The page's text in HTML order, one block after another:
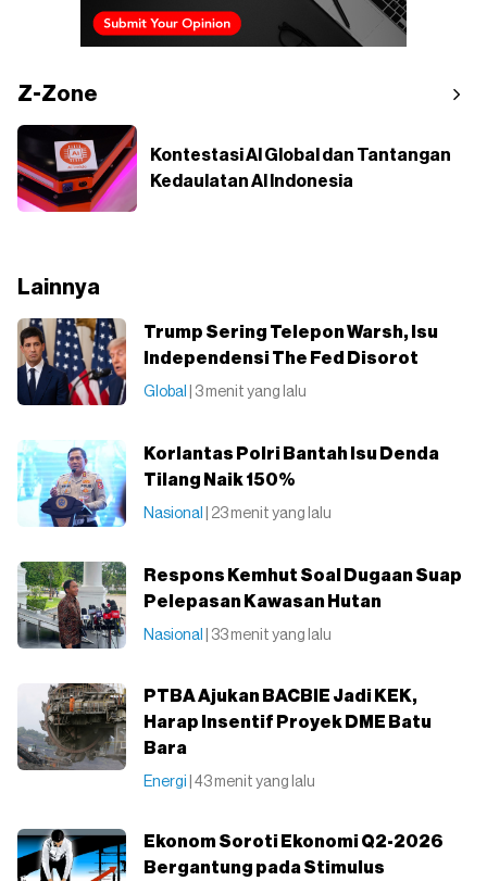
Z-Zone
Kontestasi AI Global dan Tantangan
Kedaulatan AI Indonesia
Lainnya
Trump Sering Telepon Warsh, Isu
Independensi The Fed Disorot
Global | 3 menit yang lalu
Korlantas Polri Bantah Isu Denda
Tilang Naik 150%
Nasional | 23 menit yang lalu
Respons Kemhut Soal Dugaan Suap
Pelepasan Kawasan Hutan
Nasional | 33 menit yang lalu
PTBA Ajukan BACBIE Jadi KEK,
Harap Insentif Proyek DME Batu
Bara
Energi | 43 menit yang lalu
Ekonom Soroti Ekonomi Q2-2026
Bergantung pada Stimulus